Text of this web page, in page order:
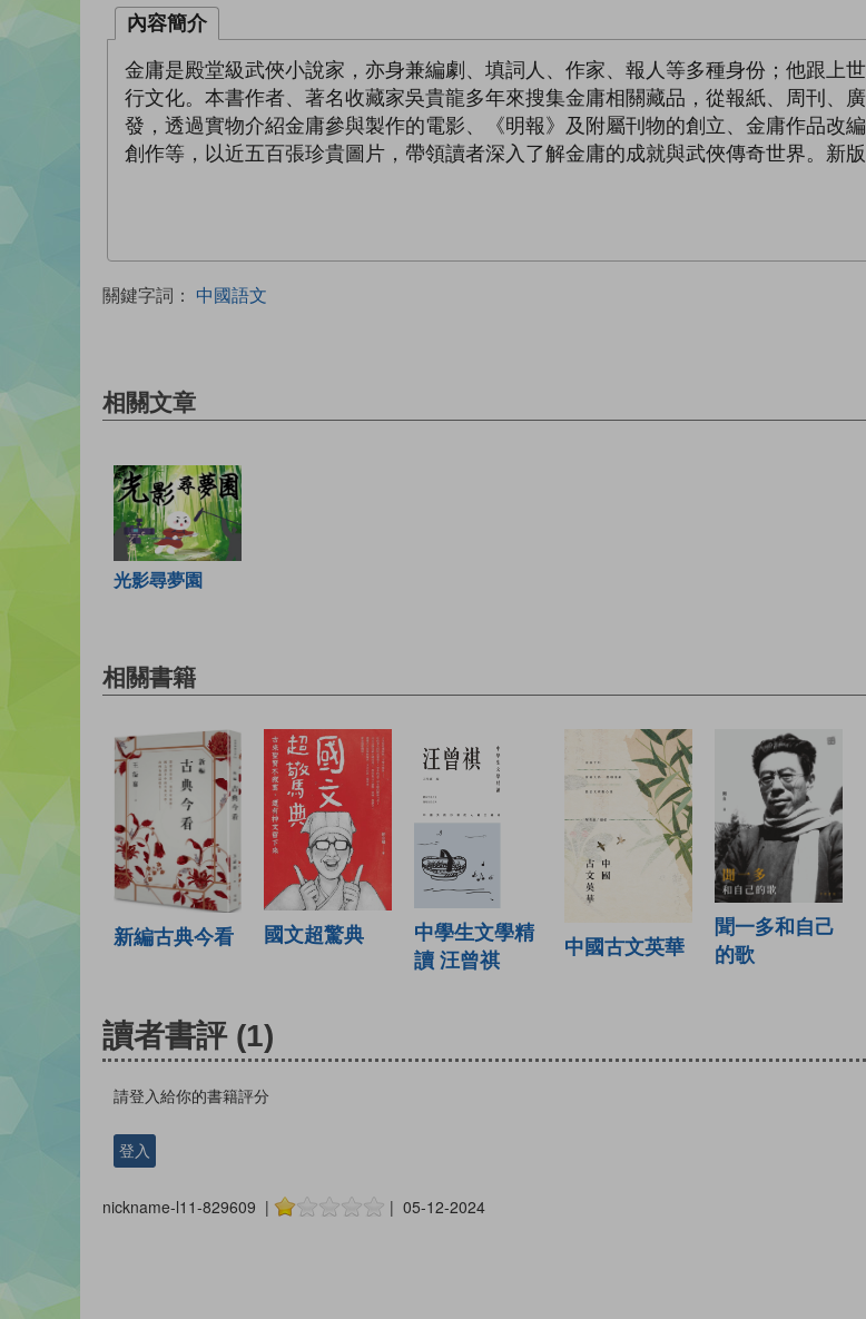
內容簡介
金庸是殿堂級武俠小說家，亦身兼編劇、填詞人、作家、報人等多種身份；他跟上
行文化。本書作者、著名收藏家吳貴龍多年來搜集金庸相關藏品，從報紙、周刊、
發，透過實物介紹金庸參與製作的電影、《明報》及附屬刊物的創立、金庸作品改
創作等，以近五百張珍貴圖片，帶領讀者深入了解金庸的成就與武俠傳奇世界。新
關鍵字詞： 中國語文
相關文章
光影尋夢園
相關書籍
新編古典今看 國文超驚典
中學生文學精
讀 汪曾祺
中國古文英華
聞一多和自己
的歌
讀者書評 (1)
請登入給你的書籍評分
登入
nickname-l11-829609 | | 05-12-2024